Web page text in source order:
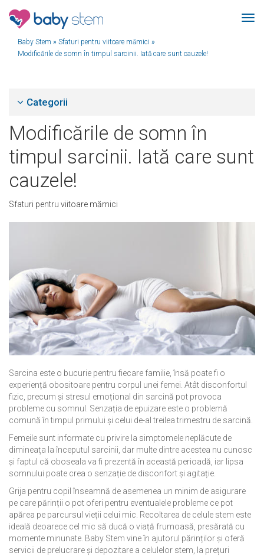
Baby Stem » Sfaturi pentru viitoare mămici »
Modificările de somn în timpul sarcinii. Iată care sunt cauzele!
Categorii
Modificările de somn în
timpul sarcinii. Iată care sunt
cauzele!
Sfaturi pentru viitoare mămici
Sarcina este o bucurie pentru fiecare familie, însă poate fi o
experiență obositoare pentru corpul unei femei. Atât disconfortul
fizic, precum și stresul emoțional din sarcină pot provoca
probleme cu somnul. Senzația de epuizare este o problemă
comună în timpul primului și celui de-al treilea trimestru de sarcină.
Femeile sunt informate cu privire la simptomele neplăcute de
dimineaţa la începutul sarcinii, dar multe dintre acestea nu cunosc
și faptul că oboseala va fi prezentă în această perioadă, iar lipsa
somnului poate crea o senzație de disconfort și agitație.
Grija pentru copil înseamnă de asemenea un minim de asigurare
pe care părinții o pot oferi pentru eventualele probleme ce pot
apărea pe parcursul vieții celui mic. Recoltarea de celule stem este
ideală deoarece cel mic să ducă o viață frumoasă, presărată cu
momente minunate. Baby Stem vine în ajutorul părinților și oferă
servicii de prelucrare și depozitare a celulelor stem, la prețuri